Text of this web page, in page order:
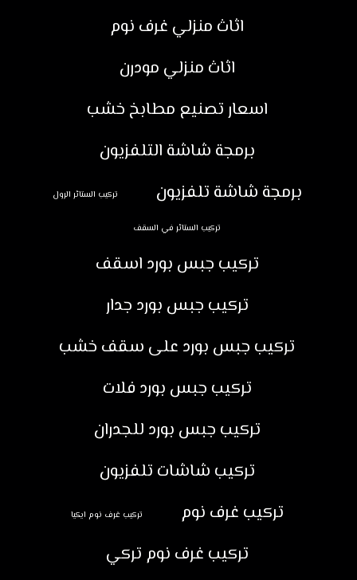
اثاث منزلي غرف نوم
اثاث منزلي مودرن
اسعار تصنيع مطابخ خشب
برمجة شاشة التلفزيون
برمجة شاشة تلفزيون
تركيب الستائر الرول
تركيب الستائر في السقف
تركيب جبس بورد اسقف
تركيب جبس بورد جدار
تركيب جبس بورد على سقف خشب
تركيب جبس بورد فلات
تركيب جبس بورد للجدران
تركيب شاشات تلفزيون
تركيب غرف نوم
تركيب غرف نوم ايكيا
تركيب غرف نوم تركي